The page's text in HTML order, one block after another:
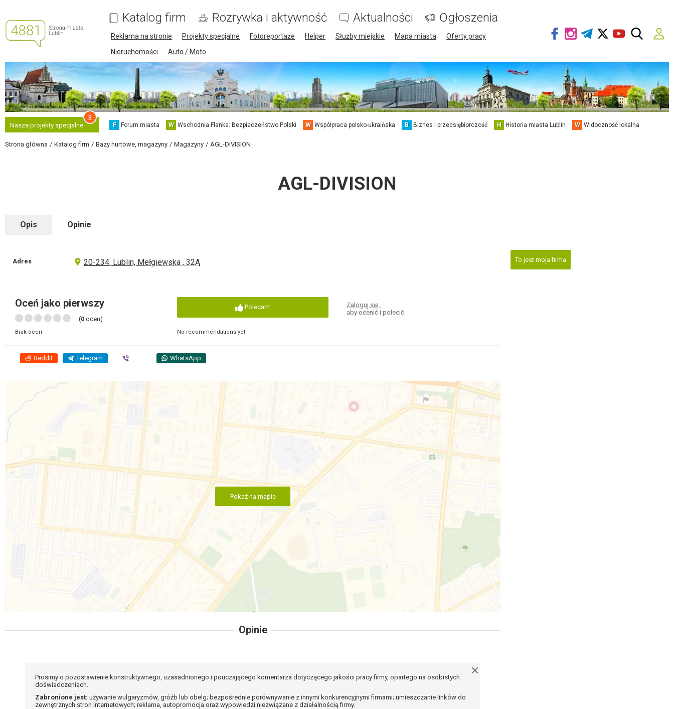
Katalog firm Rozrywka i aktywność Aktualności Ogłoszenia
Reklama na stronie Projekty specjalne Fotoreportaże Helper Służby miejskie Mapa miasta
Oferty pracy
Nieruchomości
Auto / Moto
Nasze projekty specjalne
3
F Forum miasta W Wschodnia Flanka: Bezpieczeństwo Polski W Współpraca polsko-ukraińska B Biznes i przedsiębiorczość H Historia miasta Lublin W Widoczność lokalna
Strona główna Katalog firm Bazy hurtowe, magazyny Magazyny AGL-DIVISION
AGL-DIVISION
Opis Opinie
Adres 20-234, Lublin, Mełgiewska , 32A
Oceń jako pierwszy
(0 ocen)
Brak ocen
Polecam
No recommendations yet
Zaloguj się,
aby ocenić i polecić
Reddit Telegram WhatsApp
Pokaż na mapie
To jest moja firma
Opinie
Prosimy o pozostawienie konstruktywnego, uzasadnionego i pouczającego komentarza dotyczącego jakości pracy firmy, opartego na osobistych
doświadczeniach.
Zabronione jest: używanie wulgaryzmów, gróźb lub obelg; bezpośrednie porównywanie z innymi konkurencyjnymi firmami; umieszczanie linków do
zewnętrznych stron internetowych; reklama, autopromocja oraz wypowiedzi niezwiązane z działalnością firmy.